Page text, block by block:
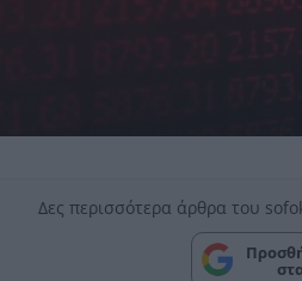
Δες περισσότερα άρθρα του